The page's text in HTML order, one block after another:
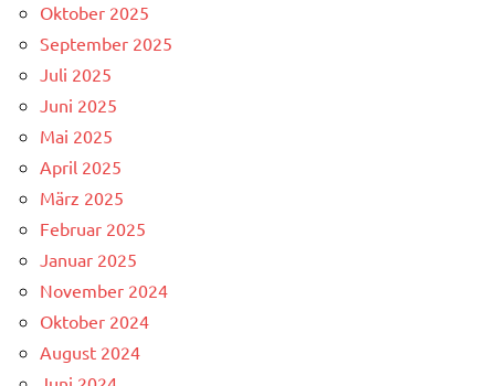
Oktober 2025
September 2025
Juli 2025
Juni 2025
Mai 2025
April 2025
März 2025
Februar 2025
Januar 2025
November 2024
Oktober 2024
August 2024